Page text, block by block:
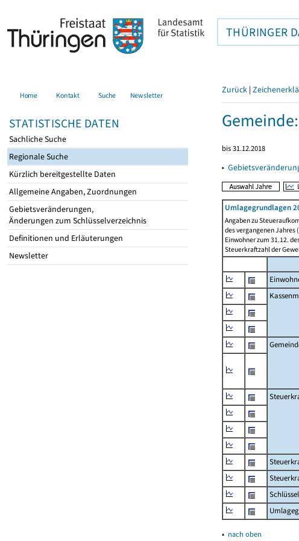
THÜRINGER
Home Kontakt Suche Newsletter
STATISTISCHE DATEN
Sachliche Suche
Regionale Suche
Kürzlich bereitgestellte Daten
Allgemeine Angaben, Zuordnungen
Gebietsveränderungen,
Änderungen zum Schlüsselverzeichnis
Definitionen und Erläuterungen
Newsletter
Zurück |
bis 31.12.2018
▸
Umlagegrundlagen
Angaben zu
des vergangenen Jahres
Einwohner zum 31.12.
Steuerkraftzahl der
▴ nach oben